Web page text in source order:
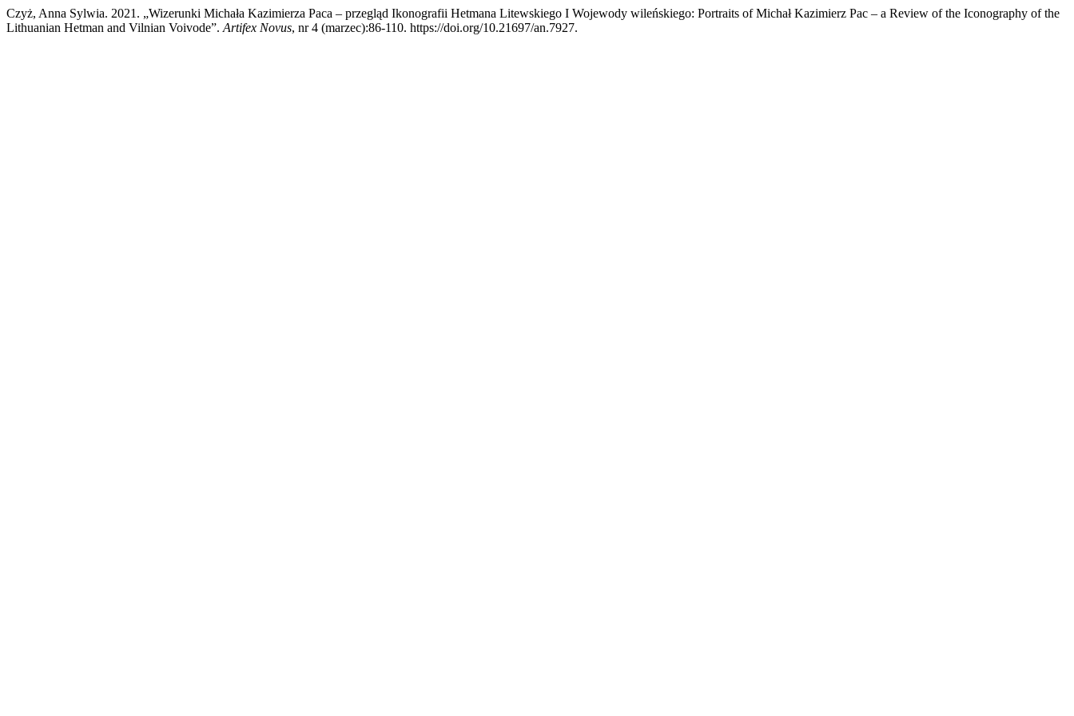
Czyż, Anna Sylwia. 2021. „Wizerunki Michała Kazimierza Paca – przegląd Ikonografii Hetmana Litewskiego I Wojewody wileńskiego: Portraits of Michał Kazimierz Pac – a Review of the Iconography of the
Lithuanian Hetman and Vilnian Voivode”. Artifex Novus, nr 4 (marzec):86-110. https://doi.org/10.21697/an.7927.